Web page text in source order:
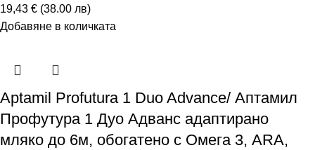
19,43 € (38.00 лв)
Добавяне в количката
Aptamil Profutura 1 Duo Advance/ Аптамил
Профутура 1 Дуо Адванс адаптирано
мляко до 6м, обогатено с Омега 3, ARA,